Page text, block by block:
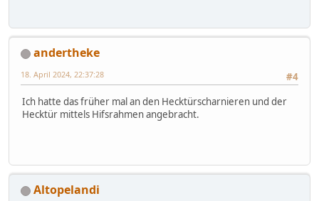
andertheke
#4
18. April 2024, 22:37:28
Ich hatte das früher mal an den Hecktürscharnieren und der
Hecktür mittels Hifsrahmen angebracht.
Altopelandi